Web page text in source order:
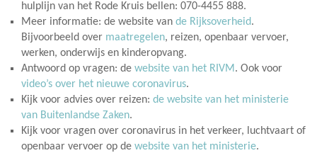
hulplijn van het Rode Kruis bellen: 070-4455 888.
Meer informatie: de website van de Rijksoverheid.
Bijvoorbeeld over maatregelen, reizen, openbaar vervoer,
werken, onderwijs en kinderopvang.
Antwoord op vragen: de website van het RIVM . Ook voor
video’s over het nieuwe coronavirus.
Kijk voor advies over reizen: de website van het ministerie
van Buitenlandse Zaken.
Kijk voor vragen over coronavirus in het verkeer, luchtvaart of
openbaar vervoer op de website van het ministerie.